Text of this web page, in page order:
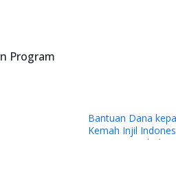
Program
Dana kepada Sinode Gereja
Injil Indonesia (GKII) Wilayah 2,